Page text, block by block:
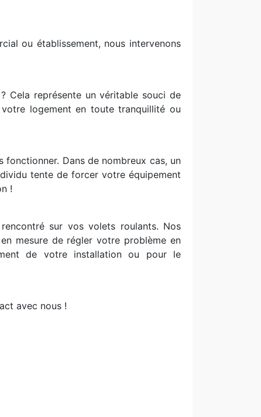
ou établissement, nous intervenons
Cela représente un véritable souci de
logement en toute tranquillité ou
Dans de nombreux cas, un
tente de forcer votre équipement
!
sur vos volets roulants. Nos
mesure de régler votre problème en
de votre installation ou pour le
avec nous !